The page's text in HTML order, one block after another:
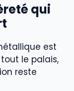
qui
est
le palais,
reste